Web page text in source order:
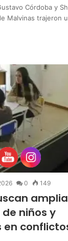
Córdoba y
Malvinas trajeron
0 149
niños y
en